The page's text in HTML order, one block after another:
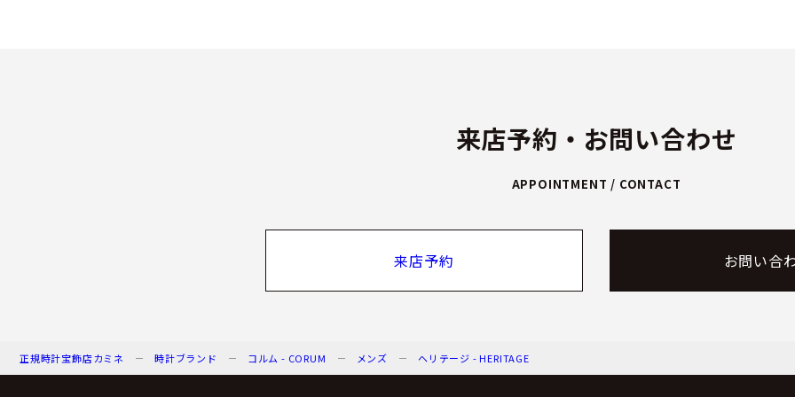
来店予約・お問い合わせ
APPOINTMENT / CONTACT
来店予約 お問い合
正規時計宝飾店カミネ 時計ブランド コルム - CORUM メンズ ヘリテージ - HERITAGE